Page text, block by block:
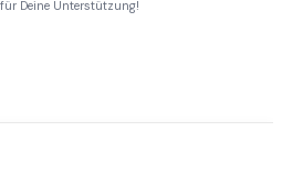
Deine Unterstützung!